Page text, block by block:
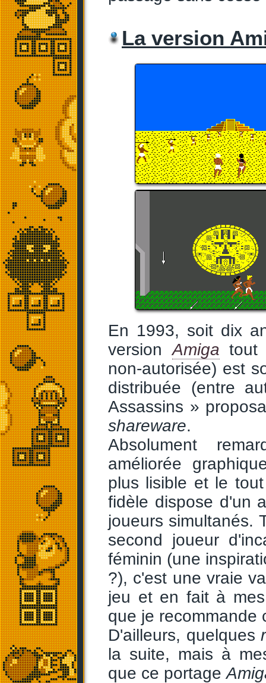
La version
En 1993, soit dix
versionAmiga tout
non-autorisée) est
distribuée (entre
Assassins »
shareware.
Absolument
améliorée
plus lisible et le
fidèle dispose d'un
joueurs simultanés.
second joueur
féminin (une
?), c'est une vraie
jeu et en fait à
que je recommande
D'ailleurs, quelques
la suite, mais à
que ce portage